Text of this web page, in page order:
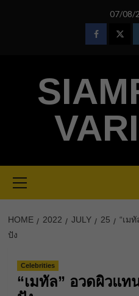
07/08/
Facebook
Menu
HOME 2022 JULY 25
“เม
ปัง
Celebrities
“เมทัล” อวดผิวแ